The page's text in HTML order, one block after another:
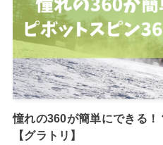
憧れの360が簡単にできる
【グラトリ】